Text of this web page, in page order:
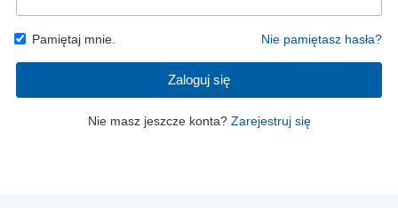
Pamiętaj mnie. Nie pamiętasz hasła?
Zaloguj się
Nie masz jeszcze konta? Zarejestruj się